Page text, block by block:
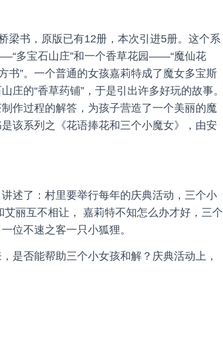
梁书，原版已有12册，本次引进5册。这个系
多宝石山庄”和一个香草花园——“魔仙花
”。一个普通的女孩嘉莉特成了魔女多宝斯
庄的“香草药铺”，于是引出许多好玩的故事。
作过程的解答，为孩子营造了一个美丽的魔
该系列之《花语捧花和三个小魔女》，由安
述了：村里要举行每年的庆典活动，三个小
丽互不相让， 嘉莉特不知怎么办才好，三个
位不速之客一只小狐狸。
是否能帮助三个小女孩和解？庆典活动上，